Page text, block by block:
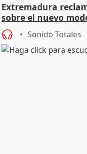
Extremadura
sobre el nuevo
Sonido Totales